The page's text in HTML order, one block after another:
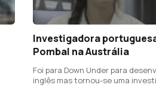
Investigadora
Pombal na Austrália
Foi para Down Under para
inglês mas tornou-se uma